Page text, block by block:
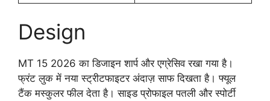
Design
MT 15 2026 का डिजाइन शार्प और एग्रेसिव रखा गया है।
फ्रंट लुक में नया स्ट्रीटफाइटर अंदाज़ साफ दिखता है। फ्यूल
टैंक मस्कुलर फील देता है। साइड प्रोफाइल पतली और स्पोर्टी